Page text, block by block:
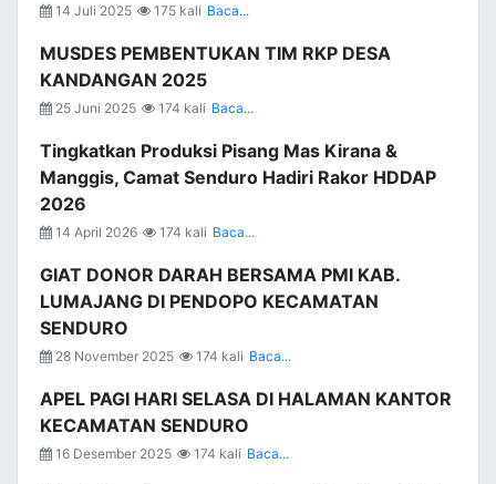
14 Juli 2025 175 kali Baca...
MUSDES PEMBENTUKAN TIM RKP DESA
KANDANGAN 2025
25 Juni 2025 174 kali Baca...
Tingkatkan Produksi Pisang Mas Kirana &
Manggis, Camat Senduro Hadiri Rakor HDDAP
2026
14 April 2026 174 kali Baca...
GIAT DONOR DARAH BERSAMA PMI KAB.
LUMAJANG DI PENDOPO KECAMATAN
SENDURO
28 November 2025 174 kali Baca...
APEL PAGI HARI SELASA DI HALAMAN KANTOR
KECAMATAN SENDURO
16 Desember 2025 174 kali Baca...